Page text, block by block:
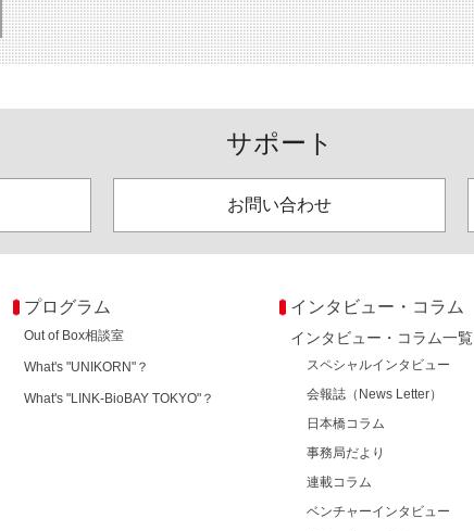
サポート
お問い合わせ
プログラム
Out of Box相談室
What's "UNIKORN"？
What's "LINK-BioBAY TOKYO"？
インタビュー・コラム
インタビュー・コラム一覧
スペシャルインタビュー
会報誌（News Letter）
日本橋コラム
事務局だより
連載コラム
ベンチャーインタビュー